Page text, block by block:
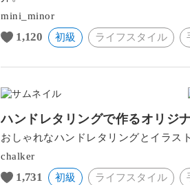
mini_minor
1,120 初級 ライフスタイル
ハンドレタリングで作るオリジ
おしゃれなハンドレタリングとイラス
chalker
1,731 初級 ライフスタイル